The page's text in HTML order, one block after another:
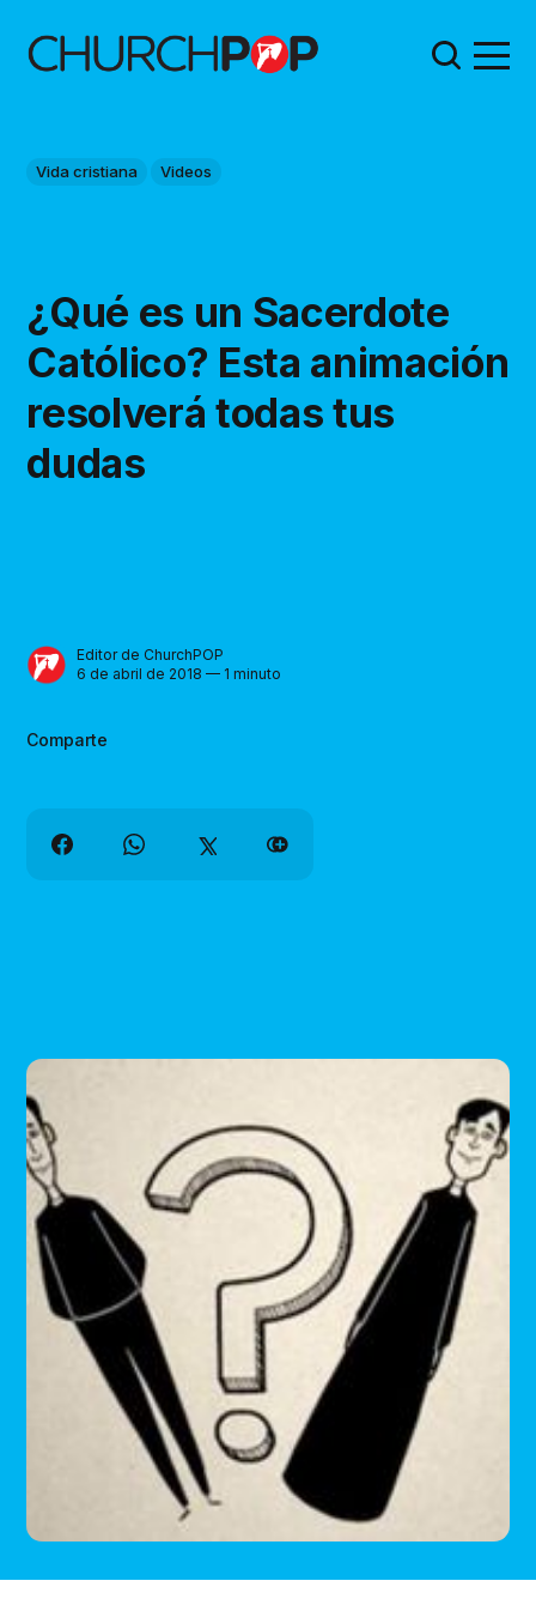
Vida cristiana Videos
¿Qué es un Sacerdote
Católico? Esta animación
resolverá todas tus
dudas
Editor de ChurchPOP
6 de abril de 2018 — 1 minuto
Comparte